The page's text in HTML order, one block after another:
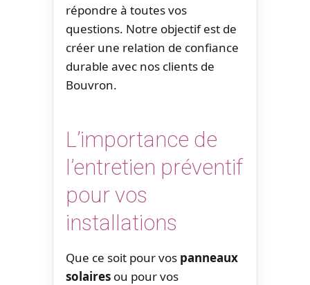
répondre à toutes vos
questions. Notre objectif est de
créer une relation de confiance
durable avec nos clients de
Bouvron.
L’importance de
l’entretien préventif
pour vos
installations
Que ce soit pour vos panneaux
solaires ou pour vos